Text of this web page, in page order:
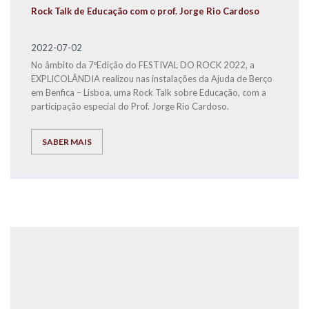
Rock Talk de Educação com o prof. Jorge Rio Cardoso
2022-07-02
No âmbito da 7ºEdição do FESTIVAL DO ROCK 2022, a
EXPLICOLÂNDIA realizou nas instalações da Ajuda de Berço
em Benfica – Lisboa, uma Rock Talk sobre Educação, com a
participação especial do Prof. Jorge Rio Cardoso.
SABER MAIS